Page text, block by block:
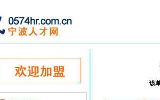
该